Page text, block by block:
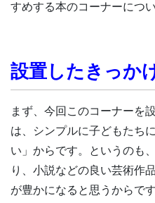
すめする本のコーナーについ
設置したきっか
まず、今回このコーナーを
は、シンプルに子どもたち
い」からです。というのも
り、小説などの良い芸術作
が豊かになると思うからです